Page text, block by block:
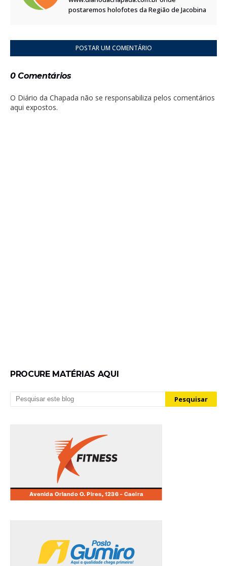
postaremos holofotes da Região de Jacobina
POSTAR UM COMENTÁRIO
0 Comentários
O Diário da Chapada não se responsabiliza pelos comentários
aqui expostos.
PROCURE MATÉRIAS AQUI